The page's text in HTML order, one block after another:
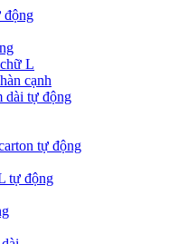
động
L
cạnh
dài tự động
tự động
tự động